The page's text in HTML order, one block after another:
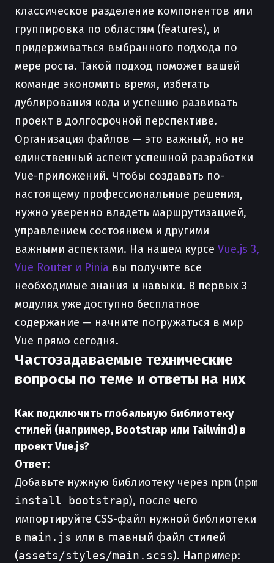
классическое разделение компонентов или
группировка по областям (features), и
придерживаться выбранного подхода по
мере роста. Такой подход поможет вашей
команде экономить время, избегать
дублирования кода и успешно развивать
проект в долгосрочной перспективе.
Организация файлов — это важный, но не
единственный аспект успешной разработки
Vue-приложений. Чтобы создавать по-
настоящему профессиональные решения,
нужно уверенно владеть маршрутизацией,
управлением состоянием и другими
важными аспектами. На нашем курсе Vue.js 3,
Vue Router и Pinia вы получите все
необходимые знания и навыки. В первых 3
модулях уже доступно бесплатное
содержание — начните погружаться в мир
Vue прямо сегодня.
Частозадаваемые технические
вопросы по теме и ответы на них
Как подключить глобальную библиотеку
стилей (например, Bootstrap или Tailwind) в
проект Vue.js?
Ответ:
Добавьте нужную библиотеку через npm (npm
install bootstrap), после чего
импортируйте CSS-файл нужной библиотеки
в main.js или в главный файл стилей
(assets/styles/main.scss). Например: